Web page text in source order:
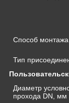
Способ монтажа
Тип
Диаметр
прохода DN, мм